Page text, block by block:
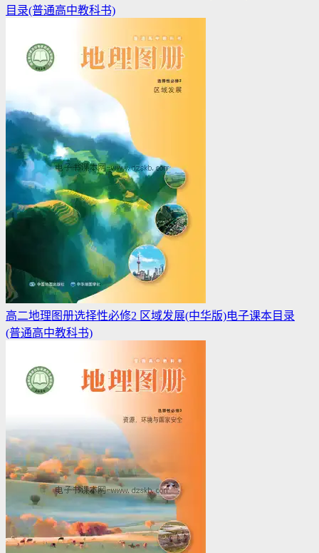
目录(普通高中教科书)
高二地理图册选择性必修2 区域发展(中华版)电子课本目录
(普通高中教科书)